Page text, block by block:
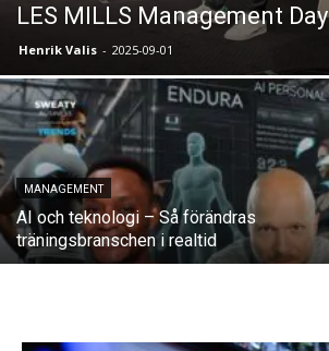
LES MILLS Management Day
Henrik Valis - 2025-09-01
MANAGEMENT
AI och teknologi – Så förändras
träningsbranschen i realtid